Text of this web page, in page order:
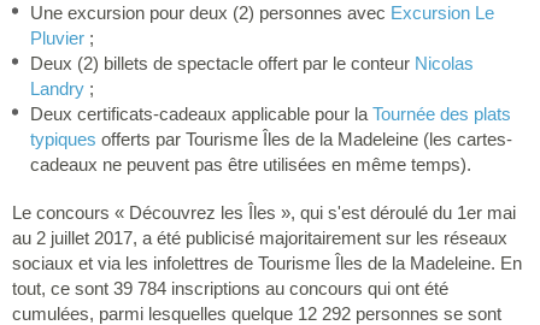
Une excursion pour deux (2) personnes avec Excursion Le
Pluvier ;
Deux (2) billets de spectacle offert par le conteur Nicolas
Landry ;
Deux certificats-cadeaux applicable pour la Tournée des plats
typiques offerts par Tourisme Îles de la Madeleine (les cartes-
cadeaux ne peuvent pas être utilisées en même temps).
Le concours « Découvrez les Îles », qui s'est déroulé du 1er mai
au 2 juillet 2017, a été publicisé majoritairement sur les réseaux
sociaux et via les infolettres de Tourisme Îles de la Madeleine. En
tout, ce sont 39 784 inscriptions au concours qui ont été
cumulées, parmi lesquelles quelque 12 292 personnes se sont